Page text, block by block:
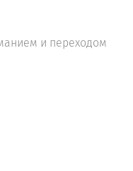
и переходом